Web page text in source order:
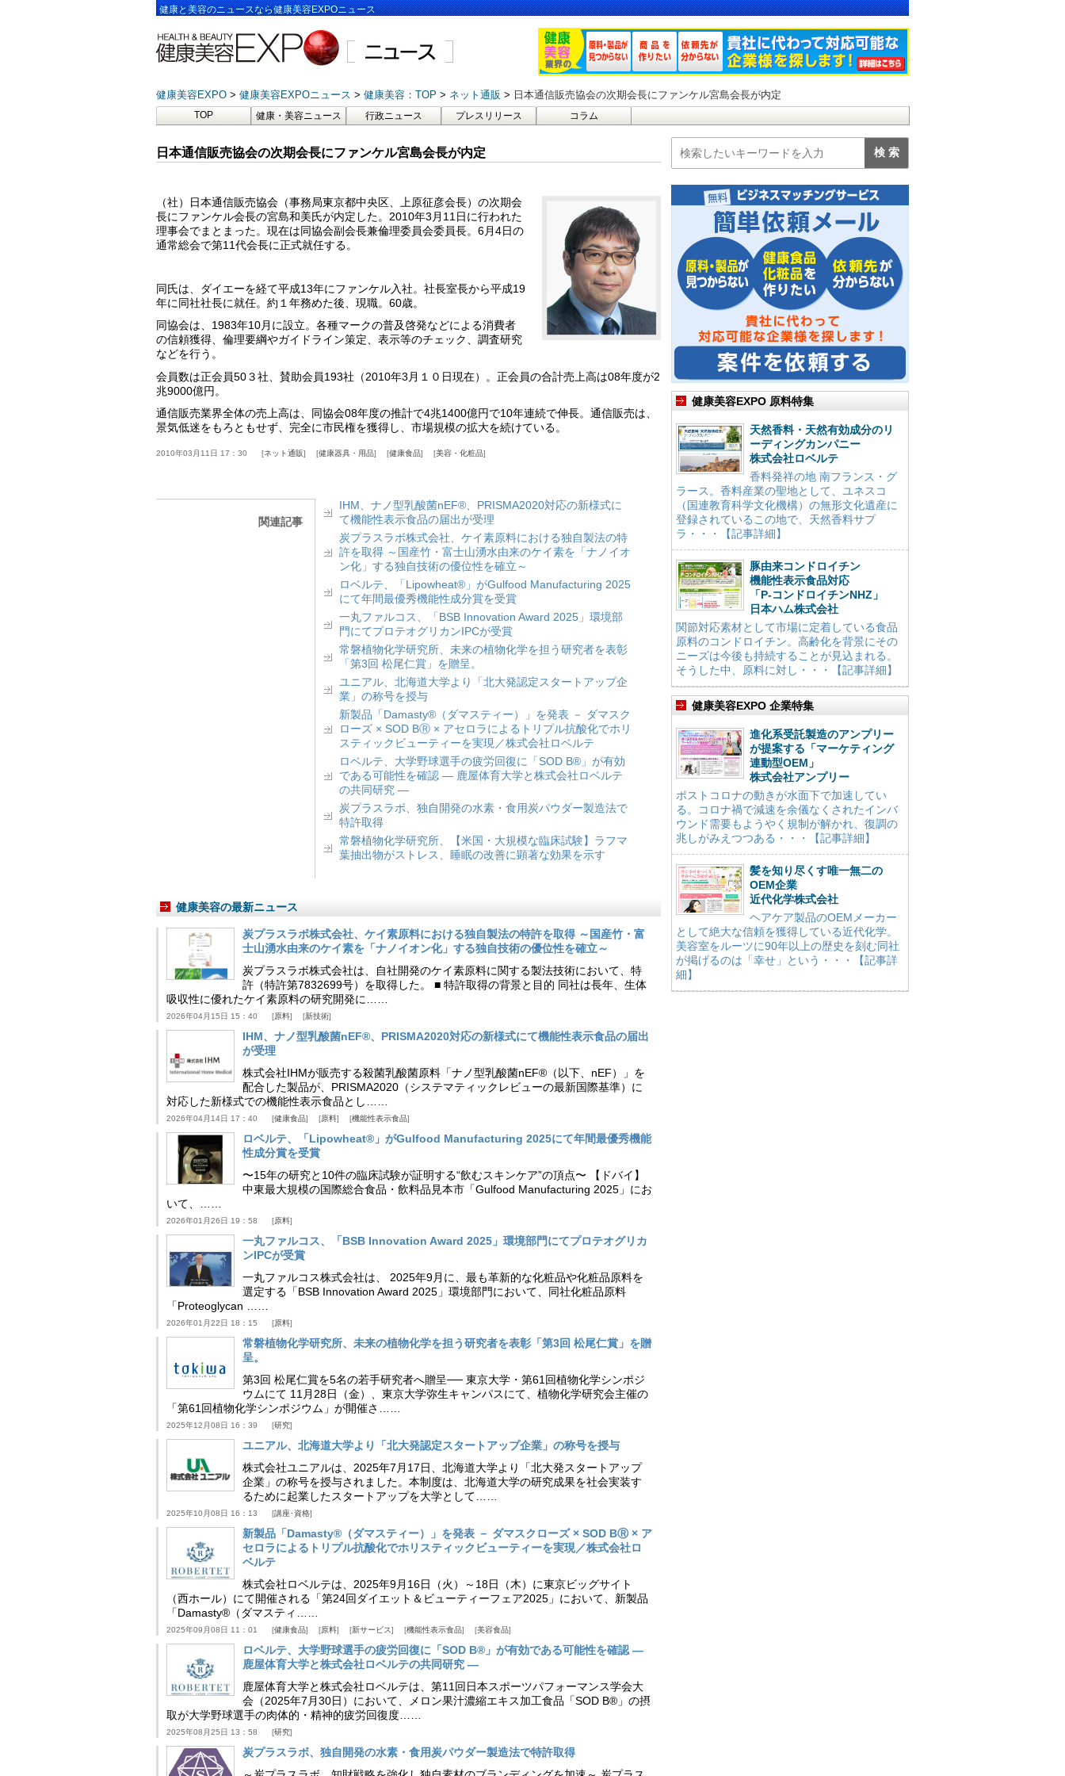
健康と美容のニュースなら健康美容EXPOニュース
健康美容EXPO 健康美容EXPOニュース 健康美容：TOP ネット通販 日本通信販売協会の次期会長にファンケル宮島会長が内定
TOP 健康・美容ニュース 行政ニュース プレスリリース コラム
日本通信販売協会の次期会長にファンケル宮島会長が内定
（社）日本通信販売協会（事務局東京都中央区、上原征彦会長）の次期会
長にファンケル会長の宮島和美氏が内定した。2010年3月11日に行われた
理事会でまとまった。現在は同協会副会長兼倫理委員会委員長。6月4日の
通常総会で第11代会長に正式就任する。
同氏は、ダイエーを経て平成13年にファンケル入社。社長室長から平成19
年に同社社長に就任。約１年務めた後、現職。60歳。
同協会は、1983年10月に設立。各種マークの普及啓発などによる消費者
の信頼獲得、倫理要綱やガイドライン策定、表示等のチェック、調査研究
などを行う。
会員数は正会員50３社、賛助会員193社（2010年3月１０日現在）。正会員の合計売上高は08年度が2
兆9000億円。
通信販売業界全体の売上高は、同協会08年度の推計で4兆1400億円で10年連続で伸長。通信販売は、
景気低迷をもろともせず、完全に市民権を獲得し、市場規模の拡大を続けている。
2010年03月11日 17：30 ネット通販 健康器具・用品 健康食品 美容・化粧品
関連記事
IHM、ナノ型乳酸菌nEF®、PRISMA2020対応の新様式に
て機能性表示食品の届出が受理
炭プラスラボ株式会社、ケイ素原料における独自製法の特
許を取得 ～国産竹・富士山湧水由来のケイ素を「ナノイオ
ン化」する独自技術の優位性を確立～
ロベルテ、「Lipowheat®」がGulfood Manufacturing 2025
にて年間最優秀機能性成分賞を受賞
一丸ファルコス、「BSB Innovation Award 2025」環境部
門にてプロテオグリカンIPCが受賞
常磐植物化学研究所、未来の植物化学を担う研究者を表彰
「第3回 松尾仁賞」を贈呈。
ユニアル、北海道大学より「北大発認定スタートアップ企
業」の称号を授与
新製品「Damasty®（ダマスティー）」を発表 － ダマスク
ローズ × SOD BⓇ × アセロラによるトリプル抗酸化でホリ
スティックビューティーを実現／株式会社ロベルテ
ロベルテ、大学野球選手の疲労回復に「SOD B®」が有効
である可能性を確認 ― 鹿屋体育大学と株式会社ロベルテ
の共同研究 ―
炭プラスラボ、独自開発の水素・食用炭パウダー製造法で
特許取得
常磐植物化学研究所、【米国・大規模な臨床試験】ラフマ
葉抽出物がストレス、睡眠の改善に顕著な効果を示す
健康美容の最新ニュース
炭プラスラボ株式会社、ケイ素原料における独自製法の特許を取得 ～国産竹・富
士山湧水由来のケイ素を「ナノイオン化」する独自技術の優位性を確立～
炭プラスラボ株式会社は、自社開発のケイ素原料に関する製法技術において、特
許（特許第7832699号）を取得した。 ■ 特許取得の背景と目的 同社は長年、生体
吸収性に優れたケイ素原料の研究開発に……
2026年04月15日 15：40 原料 新技術
IHM、ナノ型乳酸菌nEF®、PRISMA2020対応の新様式にて機能性表示食品の届出
が受理
株式会社IHMが販売する殺菌乳酸菌原料「ナノ型乳酸菌nEF®（以下、nEF）」を
配合した製品が、PRISMA2020（システマティックレビューの最新国際基準）に
対応した新様式での機能性表示食品とし……
2026年04月14日 17：40 健康食品 原料 機能性表示食品
ロベルテ、「Lipowheat®」がGulfood Manufacturing 2025にて年間最優秀機能
性成分賞を受賞
〜15年の研究と10件の臨床試験が証明する“飲むスキンケア”の頂点〜 【ドバイ】
中東最大規模の国際総合食品・飲料品見本市「Gulfood Manufacturing 2025」にお
いて、……
2026年01月26日 19：58 原料
一丸ファルコス、「BSB Innovation Award 2025」環境部門にてプロテオグリカ
ンIPCが受賞
一丸ファルコス株式会社は、 2025年9月に、最も革新的な化粧品や化粧品原料を
選定する「BSB Innovation Award 2025」環境部門において、同社化粧品原料
「Proteoglycan ……
2026年01月22日 18：15 原料
常磐植物化学研究所、未来の植物化学を担う研究者を表彰「第3回 松尾仁賞」を贈
呈。
第3回 松尾仁賞を5名の若手研究者へ贈呈── 東京大学・第61回植物化学シンポジ
ウムにて 11月28日（金）、東京大学弥生キャンパスにて、植物化学研究会主催の
「第61回植物化学シンポジウム」が開催さ……
2025年12月08日 16：39 研究
ユニアル、北海道大学より「北大発認定スタートアップ企業」の称号を授与
株式会社ユニアルは、2025年7月17日、北海道大学より「北大発スタートアップ
企業」の称号を授与されました。本制度は、北海道大学の研究成果を社会実装す
るために起業したスタートアップを大学として……
2025年10月08日 16：13 講座･資格
新製品「Damasty®（ダマスティー）」を発表 － ダマスクローズ × SOD BⓇ × ア
セロラによるトリプル抗酸化でホリスティックビューティーを実現／株式会社ロ
ベルテ
株式会社ロベルテは、2025年9月16日（火）～18日（木）に東京ビッグサイト
（西ホール）にて開催される「第24回ダイエット＆ビューティーフェア2025」において、新製品
「Damasty®（ダマスティ……
2025年09月08日 11：01 健康食品 原料 新サービス 機能性表示食品 美容食品
ロベルテ、大学野球選手の疲労回復に「SOD B®」が有効である可能性を確認 ―
鹿屋体育大学と株式会社ロベルテの共同研究 ―
鹿屋体育大学と株式会社ロベルテは、第11回日本スポーツパフォーマンス学会大
会（2025年7月30日）において、メロン果汁濃縮エキス加工食品「SOD B®」の摂
取が大学野球選手の肉体的・精神的疲労回復度……
2025年08月25日 13：58 研究
炭プラスラボ、独自開発の水素・食用炭パウダー製造法で特許取得
健康美容EXPO 原料特集
天然香料・天然有効成分のリ
ーディングカンパニー
株式会社ロベルテ
香料発祥の地 南フランス・グ
ラース。香料産業の聖地として、ユネスコ
（国連教育科学文化機構）の無形文化遺産に
登録されているこの地で、天然香料サプ
ラ・・・【記事詳細】
豚由来コンドロイチン
機能性表示食品対応
「P-コンドロイチンNHZ」
日本ハム株式会社
関節対応素材として市場に定着している食品
原料のコンドロイチン。高齢化を背景にその
ニーズは今後も持続することが見込まれる。
そうした中、原料に対し・・・【記事詳細】
健康美容EXPO 企業特集
進化系受託製造のアンプリー
が提案する「マーケティング
連動型OEM」
株式会社アンプリー
ポストコロナの動きが水面下で加速してい
る。コロナ禍で減速を余儀なくされたインバ
ウンド需要もようやく規制が解かれ、復調の
兆しがみえつつある・・・【記事詳細】
髪を知り尽くす唯一無二の
OEM企業
近代化学株式会社
ヘアケア製品のOEMメーカー
として絶大な信頼を獲得している近代化学。
美容室をルーツに90年以上の歴史を刻む同社
が掲げるのは「幸せ」という・・・【記事詳
細】